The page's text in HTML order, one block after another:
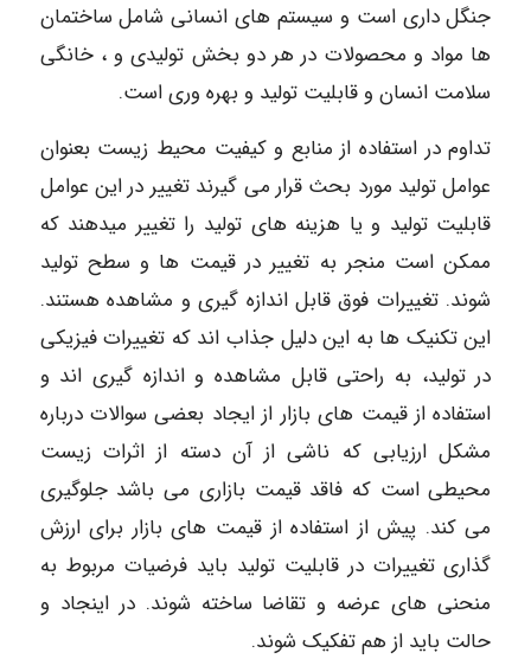
جنگل داری است و سیستم های انسانی شامل ساختمان
ها مواد و محصولات در هر دو بخش تولیدی و ، خانگی
سلامت انسان و قابلیت تولید و بهره وری است.
تداوم در استفاده از منابع و کیفیت محیط زیست بعنوان
عوامل تولید مورد بحث قرار می گیرند تغییر در این عوامل
قابلیت تولید و یا هزینه های تولید را تغییر میدهند که
ممکن است منجر به تغییر در قیمت ها و سطح تولید
شوند. تغییرات فوق قابل اندازه گیری و مشاهده هستند.
این تکنیک ها به این دلیل جذاب اند که تغییرات فیزیکی
در تولید، به راحتی قابل مشاهده و اندازه گیری اند و
استفاده از قیمت های بازار از ایجاد بعضی سوالات درباره
مشکل ارزیابی که ناشی از آن دسته از اثرات زیست
محیطی است که فاقد قیمت بازاری می باشد جلوگیری
می کند. پیش از استفاده از قیمت های بازار برای ارزش
گذاری تغییرات در قابلیت تولید باید فرضیات مربوط به
منحنی های عرضه و تقاضا ساخته شوند. در اینجاد و
حالت باید از هم تفکیک شوند.